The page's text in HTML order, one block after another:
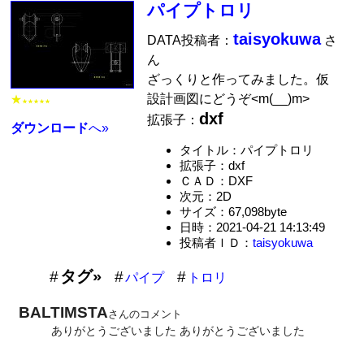
★ ★★★★★
ダウンロードへ»
パイプトロリ
DATA投稿者：taisyokuwaさ
ん
ざっくりと作ってみました。仮
設計画図にどうぞ<m(__)m>
拡張子：dxf
タイトル：パイプトロリ
拡張子：dxf
ＣＡＤ：DXF
次元：2D
サイズ：67,098byte
日時：2021-04-21 14:13:49
投稿者ＩＤ： taisyokuwa
タグ» パイプ トロリ
BALTIMSTAさんのコメント
ありがとうございました ありがとうございました